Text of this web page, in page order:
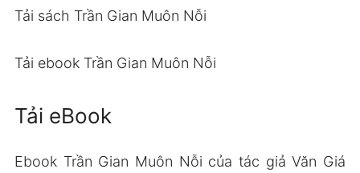
Tải sách Trần Gian Muôn Nỗi
Tải ebook Trần Gian Muôn Nỗi
Tải eBook
Ebook Trần Gian Muôn Nỗi của tác giả Văn Giá